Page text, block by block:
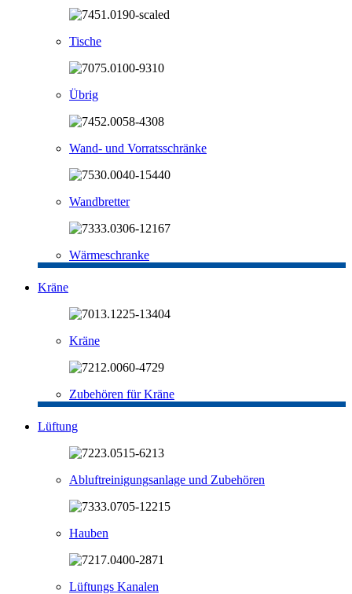
Tische
Übrig
Wand- und Vorratsschränke
Wandbretter
Wärmeschranke
Kräne
Kräne
Zubehören für Kräne
Lüftung
Abluftreinigungsanlage und Zubehören
Hauben
Lüftungs Kanalen